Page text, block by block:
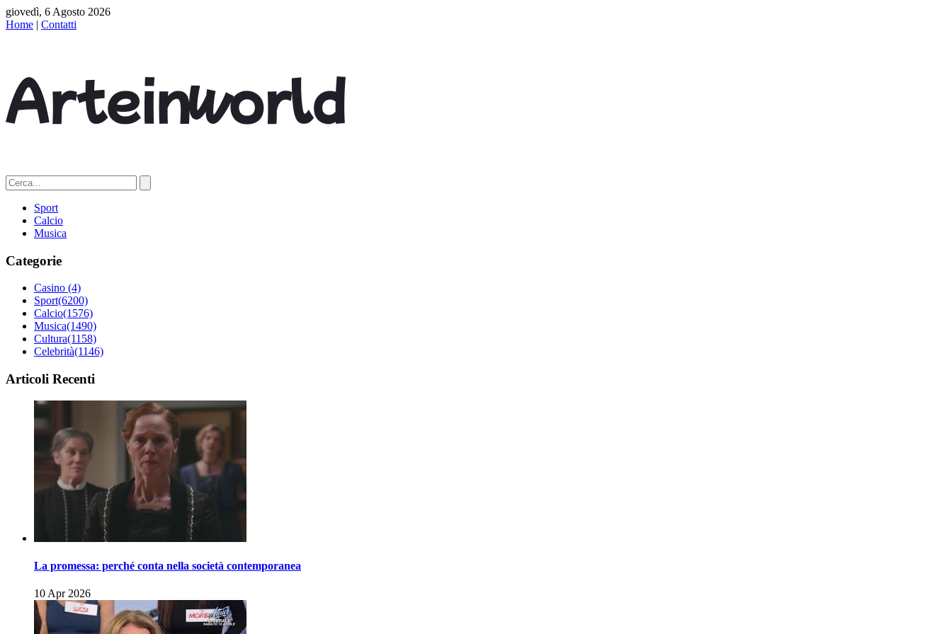
giovedì, 6 Agosto 2026
Home | Contatti
Sport
Calcio
Musica
Categorie
Casino (4)
Sport(6200)
Calcio(1576)
Musica(1490)
Cultura(1158)
Celebrità(1146)
Articoli Recenti
La promessa: perché conta nella società contemporanea
10 Apr 2026